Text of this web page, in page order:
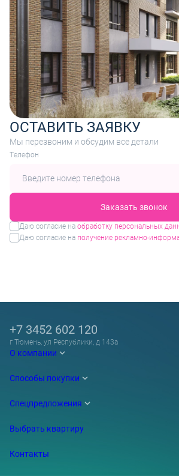
ОСТАВИТЬ ЗАЯВКУ
Мы перезвоним и обсудим все детали
Tелефон
Заказать звонок
Даю согласие наобработку персональных
Даю согласие на получение рекламно-
О компании
Способы покупки
Спецпредложения
Выбрать квартиру
Контакты
+7 3452 602 120
г Тюмень, ул Республики, д 143а